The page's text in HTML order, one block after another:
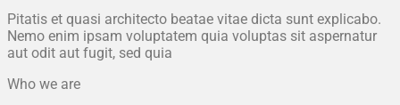
Pitatis et quasi architecto beatae vitae dicta sunt explicabo.
Nemo enim ipsam voluptatem quia voluptas sit aspernatur
aut odit aut fugit, sed quia
Who we are